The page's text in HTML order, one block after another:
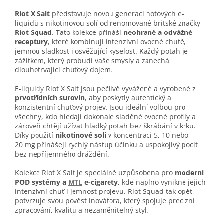
Riot X Salt představuje novou generaci hotových e-
liquidů s nikotinovou solí od renomované britské značky
Riot Squad. Tato kolekce přináší neohrané a odvážné
receptury, které kombinují intenzivní ovocné chutě,
jemnou sladkost i osvěžující kyselost. Každý potah je
zážitkem, který probudí vaše smysly a zanechá
dlouhotrvající chuťový dojem.
E-liquidy Riot X Salt jsou pečlivě vyvážené a vyrobené z
prvotřídních surovin, aby poskytly autentický a
konzistentní chuťový projev. Jsou ideální volbou pro
všechny, kdo hledají dokonale sladěné ovocné profily a
zároveň chtějí užívat hladký potah bez škrábání v krku.
Díky použití nikotinové soli v koncentraci 5, 10 nebo
20 mg přinášejí rychlý nástup účinku a uspokojivý pocit
bez nepříjemného dráždění.
Kolekce Riot X Salt je speciálně uzpůsobena pro moderní
POD systémy a MTL e-cigarety, kde naplno vynikne jejich
intenzivní chuť i jemnost projevu. Riot Squad tak opět
potvrzuje svou pověst inovátora, který spojuje precizní
zpracování, kvalitu a nezaměnitelný styl.